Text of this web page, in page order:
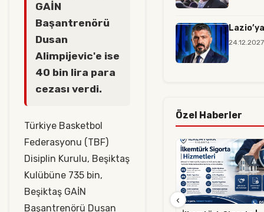
GAİN
Başantrenörü
Dusan
Alimpijevic'e ise
40 bin lira para
cezası verdi.
Türkiye Basketbol
Federasyonu (TBF)
Disiplin Kurulu, Beşiktaş
Kulübüne 735 bin,
Beşiktaş GAİN
Başantrenörü Dusan
Özel Haberler
‹